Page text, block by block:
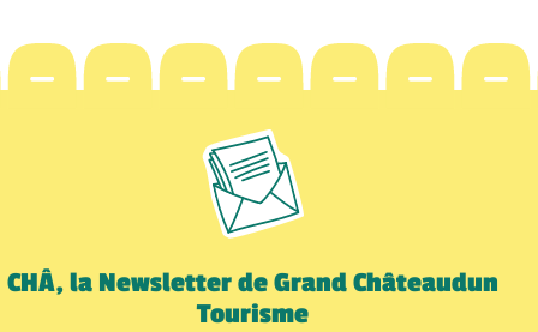
CHÂ, la Newsletter de Grand Châteaudun
Tourisme